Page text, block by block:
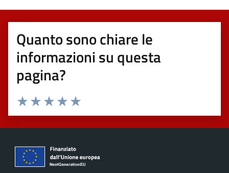
Quanto sono chiare le
informazioni su questa
pagina?
Valuta 5 stelle su 5
Valuta 4 stelle su 5
Valuta 3 stelle su 5
Valuta 2 stelle su 5
Valuta 1 stelle su 5